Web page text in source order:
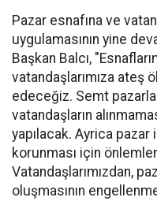
Pazar esnafına ve
uygulamasının yine
Başkan Balcı,
vatandaşlarımıza ateş
edeceğiz. Semt
vatandaşların
yapılacak. Ayrica
korunması için
Vatandaşlarımızdan,
oluşmasının